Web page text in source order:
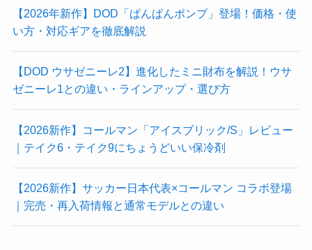
【2026年新作】DOD「ぱんぱんポンプ」登場！価格・使
い方・対応ギアを徹底解説
【DOD ウサゼニーレ2】進化したミニ財布を解説！ウサ
ゼニーレ1との違い・ラインアップ・選び方
【2026新作】コールマン「アイスブリック/S」レビュー
｜テイク6・テイク9にちょうどいい保冷剤
【2026新作】サッカー日本代表×コールマン コラボ登場
｜完売・再入荷情報と通常モデルとの違い